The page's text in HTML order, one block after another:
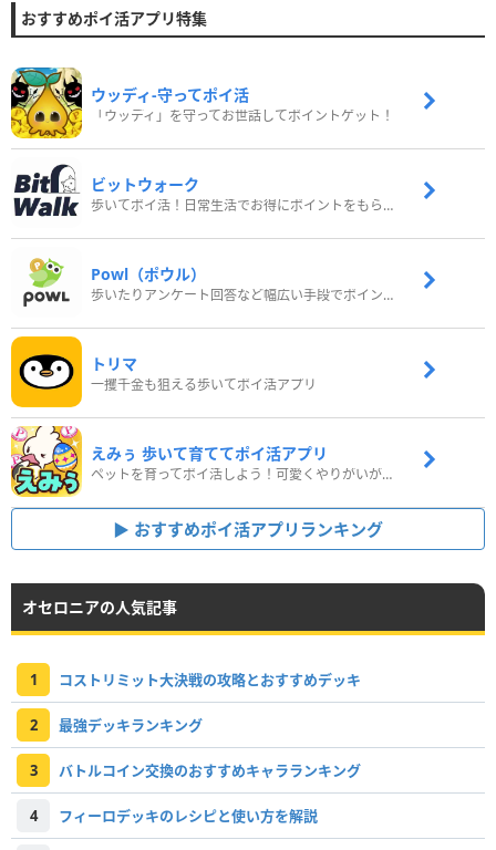
おすすめポイ活アプリ特集
ウッディ‐守ってポイ活
「ウッディ」を守ってお世話してポイントゲット！
ビットウォーク
歩いてポイ活！日常生活でお得にポイントをもらおう
Powl（ポウル）
歩いたりアンケート回答など幅広い手段でポイントをゲット
トリマ
一攫千金も狙える歩いてポイ活アプリ
えみぅ 歩いて育ててポイ活アプリ
ペットを育ってポイ活しよう！可愛くやりがいがある新感覚アプリ
おすすめポイ活アプリランキング
オセロニアの人気記事
1 コストリミット大決戦の攻略とおすすめデッキ
2 最強デッキランキング
3 バトルコイン交換のおすすめキャラランキング
4 フィーロデッキのレシピと使い方を解説